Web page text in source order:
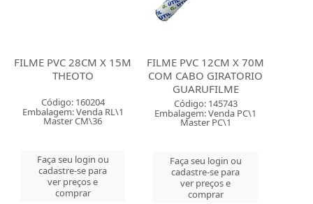
FILME PVC 28CM X 15M
THEOTO
Código: 160204
Embalagem: Venda RL\1
Master CM\36
Faça seu login ou
cadastre-se para
ver preços e
comprar
FILME PVC 12CM X 70M
COM CABO GIRATORIO
GUARUFILME
Código: 145743
Embalagem: Venda PC\1
Master PC\1
Faça seu login ou
cadastre-se para
ver preços e
comprar